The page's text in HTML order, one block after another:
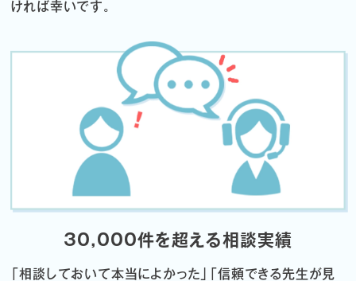
ければ幸いです。
30,000件を超える相談実績
「相談しておいて本当によかった」「信頼できる先生が見